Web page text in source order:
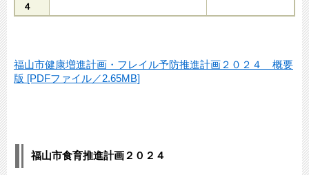
４
福山市健康増進計画・フレイル予防推進計画２０２４ 概要
版 [PDFファイル／2.65MB]
福山市食育推進計画２０２４